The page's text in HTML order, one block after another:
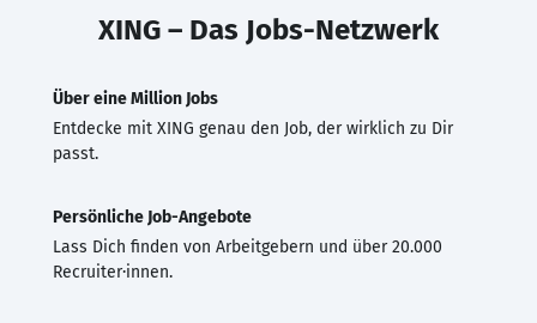
XING – Das Jobs-Netzwerk
Über eine Million Jobs
Entdecke mit XING genau den Job, der wirklich zu Dir
passt.
Persönliche Job-Angebote
Lass Dich finden von Arbeitgebern und über 20.000
Recruiter·innen.